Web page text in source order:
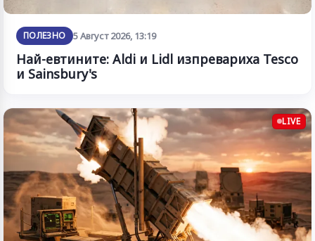
ПОЛЕЗНО 5 Август 2026, 13:19
Най-евтините: Aldi и Lidl изпревариха Tesco
и Sainsbury's
LIVE